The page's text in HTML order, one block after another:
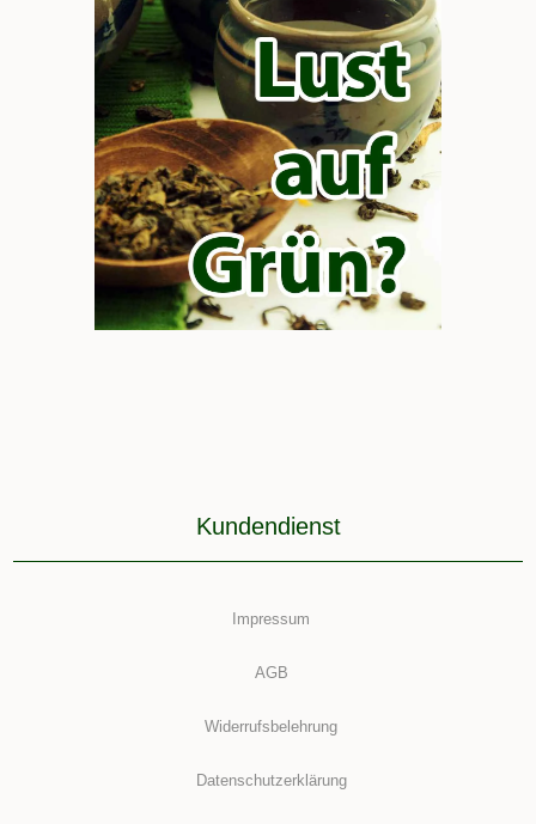
Kundendienst
Impressum
AGB
Widerrufsbelehrung
Datenschutzerklärung